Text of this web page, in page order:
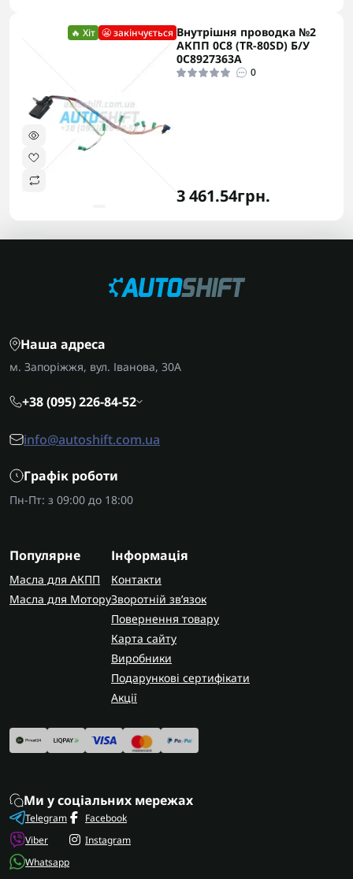
🔥 Хіт 😬 закінчується Внутрішня проводка №2
АКПП 0C8 (TR-80SD) Б/У
0C8927363A
0
3 461.54грн.
Наша адреса
м. Запоріжжя, вул. Іванова, 30А
+38 (095) 226-84-52
info@autoshift.com.ua
Графік роботи
Пн-Пт: з 09:00 до 18:00
Популярне
Масла для АКПП
Масла для Мотору
Інформація
Контакти
Зворотній зв’язок
Повернення товару
Карта сайту
Виробники
Подарункові сертифікати
Акції
Ми у соціальних мережах
Telegram
Viber
Whatsapp
Facebook
Instagram